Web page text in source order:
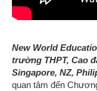
New World
trường THPT, Cao
Singapore, NZ,
quan tâm đến